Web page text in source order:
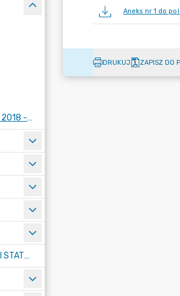
UMOWY ZAWARTE W LATACH 2018 - 2022
PODSTAWOWA KWOTA DOTACJI I STATYSTYCZNA LICZBA UCZNIÓW
Aneks nr 1 do
DRUKUJ ZAPISZ DO